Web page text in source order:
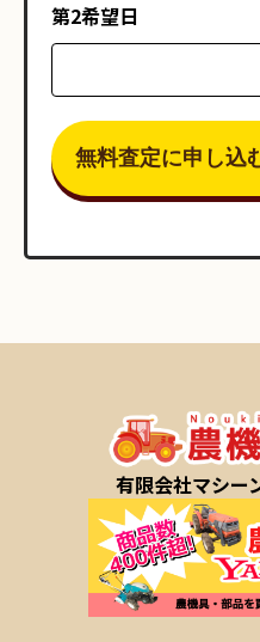
第2希望日
有限会社マシー